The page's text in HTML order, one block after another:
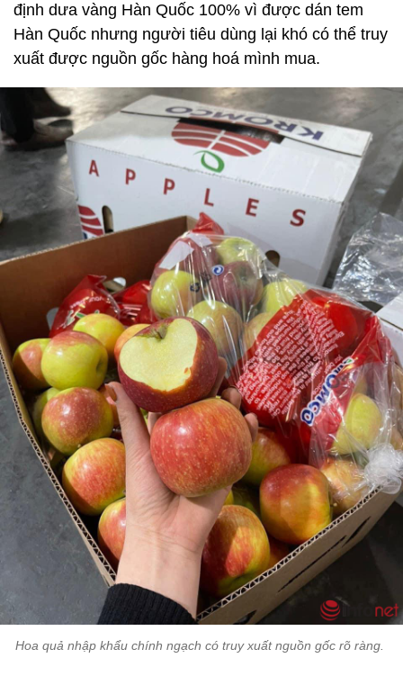
định dưa vàng Hàn Quốc 100% vì được dán tem
Hàn Quốc nhưng người tiêu dùng lại khó có thể truy
xuất được nguồn gốc hàng hoá mình mua.
Hoa quả nhập khẩu chính ngạch có truy xuất nguồn gốc rõ ràng.